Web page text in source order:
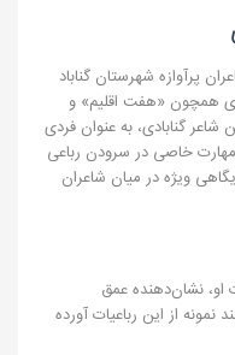
پرآوازه شهرستان گناباد
همچون «هفت اقلیم» و
گنابادی، به عنوان فردی
خاصی در سرودن رباعی
ویژه در میان شاعران
او، نشان‌دهنده عمق
از این رباعیات آورده